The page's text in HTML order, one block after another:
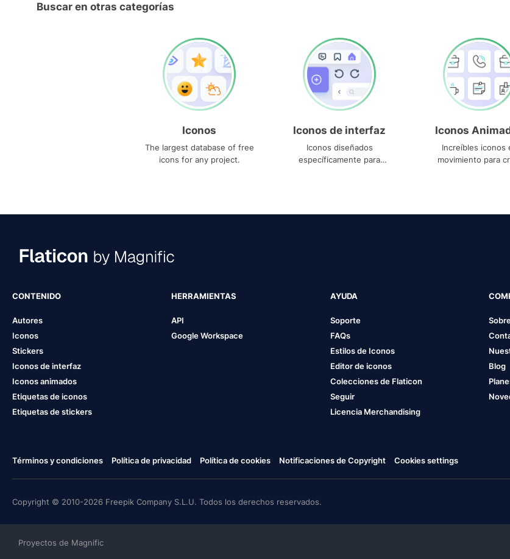
Buscar en otras categorías
Iconos
The largest database of free
icons for any project.
Iconos de interfaz
Iconos diseñados
específicamente para
Iconos
Increíbles iconos
movimiento para
CONTENIDO
Autores
Iconos
Stickers
Iconos de interfaz
Iconos animados
Etiquetas de iconos
Etiquetas de stickers
HERRAMIENTAS
API
Google Workspace
AYUDA
Soporte
FAQs
Estilos de Iconos
Editor de iconos
Colecciones de Flaticon
Seguir
Licencia Merchandising
Blog
Términos y condiciones Política de privacidad Política de cookies Notificaciones de Copyright Cookies settings
Copyright © 2010-2026 Freepik Company S.L.U. Todos los derechos reservados.
Proyectos de Magnific